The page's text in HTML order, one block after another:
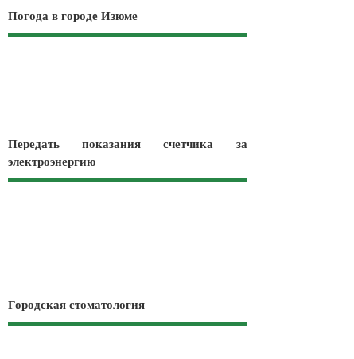
Погода в городе Изюме
Передать показания счетчика за
электроэнергию
Городская стоматология